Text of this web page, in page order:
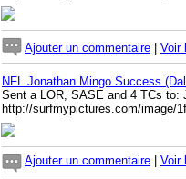
Ajouter un commentaire Voir
NFL Jonathan Mingo Success
Sent a LOR, SASE and 4 TCs to:
http://surfmypictures.com/image/
Ajouter un commentaire Voir